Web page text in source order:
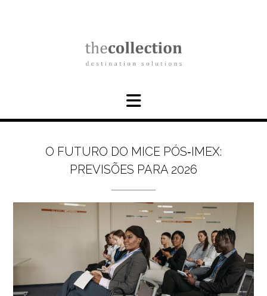
O FUTURO DO MICE PÓS‐IMEX:
PREVISÕES PARA 2026